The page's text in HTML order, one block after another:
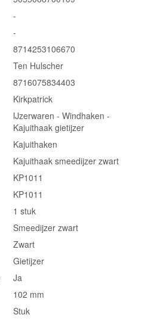
-
-
8714253106670
Ten Hulscher
8716075834403
Kirkpatrick
IJzerwaren - Windhaken -
Kajuithaak gietijzer
Kajuithaken
Kajuithaak smeedijzer zwart
KP1011
KP1011
1 stuk
Smeedijzer zwart
Zwart
Gietijzer
Ja
102 mm
Stuk